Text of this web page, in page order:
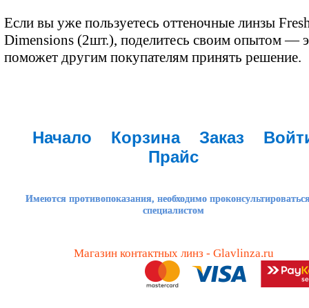
Если вы уже пользуетесь оттеночные линзы
Dimensions (2шт.), поделитесь своим опытом —
поможет другим покупателям принять решение.
Начало Корзина Заказ
Прайс
Имеются противопоказания, необходимо
специалистом
Магазин контактных линз - Glavlinza.ru